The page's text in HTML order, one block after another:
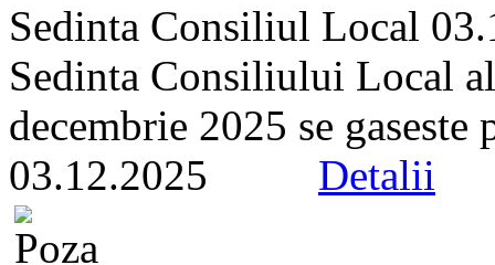
Sedinta Consiliul Local
Sedinta Consiliului Local
decembrie 2025 se
03.12.2025 Detalii